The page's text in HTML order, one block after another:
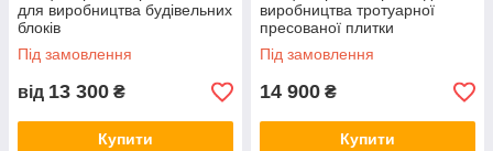
для виробництва будівельних
блоків
Під замовлення
від 13 300 ₴
Купити
виробництва тротуарної
пресованої плитки
Під замовлення
14 900 ₴
Купити